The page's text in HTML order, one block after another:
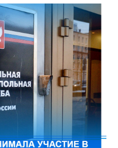
Банка России от